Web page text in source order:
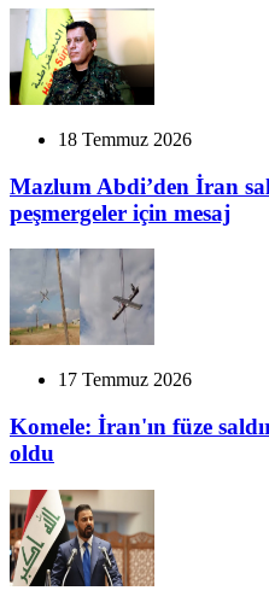
18 Temmuz 2026
Mazlum Abdi’den İran
peşmergeler için mesaj
17 Temmuz 2026
Komele: İran'ın füze
oldu